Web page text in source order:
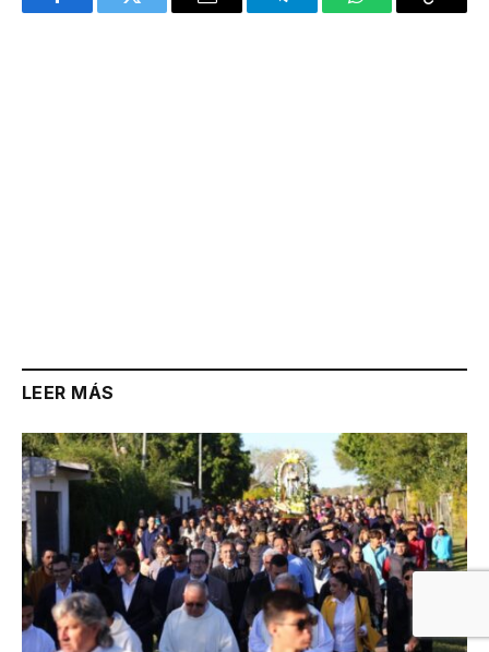
FacebookTwitter Email TelegramWhatsAppCopy
LEER MÁS